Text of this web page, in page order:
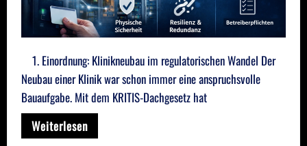
1. Einordnung: Klinikneubau im regulatorischen Wandel Der
Neubau einer Klinik war schon immer eine anspruchsvolle
Bauaufgabe. Mit dem KRITIS-Dachgesetz hat
Weiterlesen